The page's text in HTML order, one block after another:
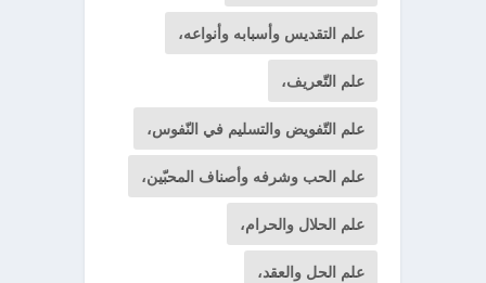
علم التقديس وأسبابه وأنواعه،
علم التّعريف،
علم التّفويض والتسليم في النّفوس،
علم الحب وشرفه وأصناف المحبّين،
علم الحلال والحرام،
علم الحل والعقد،